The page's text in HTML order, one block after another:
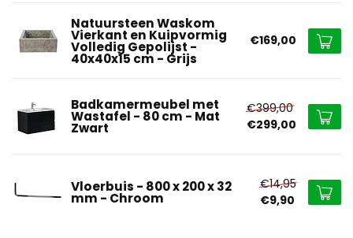
Natuursteen Waskom
Vierkant en Kuipvormig
Volledig Gepolijst -
40x40x15 cm - Grijs
€169,00
Badkamermeubel met
Wastafel - 80 cm - Mat
Zwart
€399,00
€299,00
Vloerbuis - 800 x 200 x 32
mm - Chroom
€14,95
€9,90